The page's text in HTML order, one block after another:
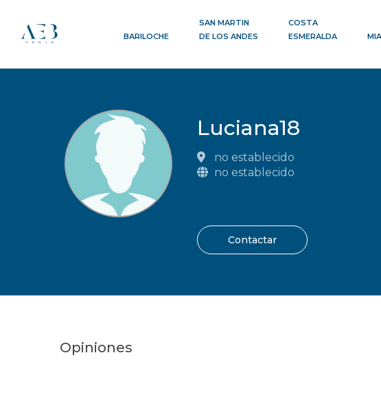
BARILOCHE
SAN MARTIN
DE LOS ANDES
COSTA
ESMERALDA
Luciana18
no establecido
no establecido
Contactar
Opiniones